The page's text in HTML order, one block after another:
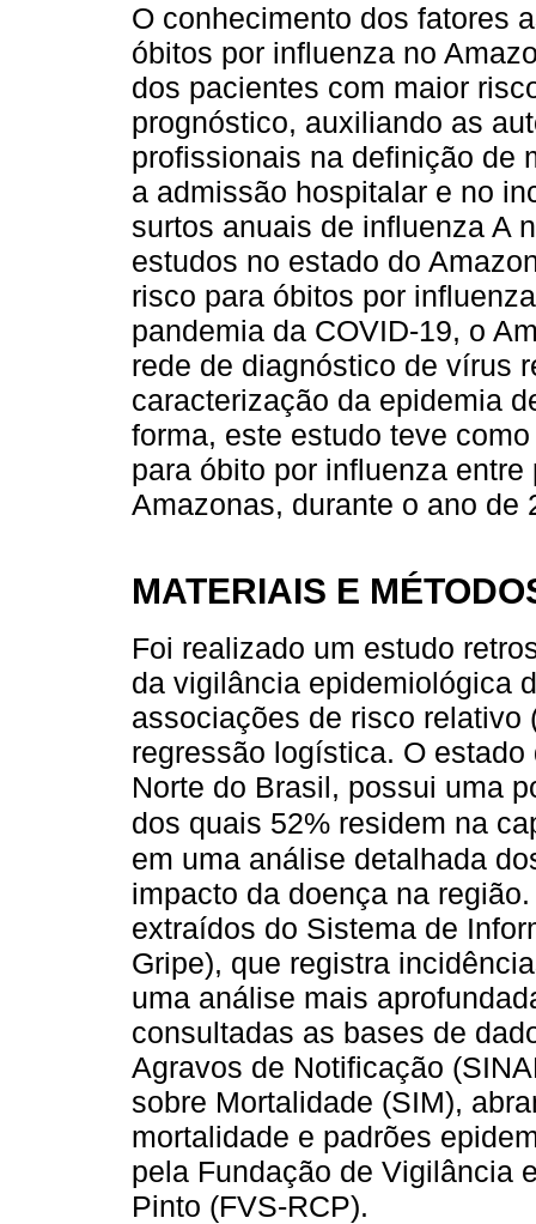
O conhecimento dos fatores
óbitos por influenza no
dos pacientes com maior
prognóstico, auxiliando as
profissionais na definição de
a admissão hospitalar e no
surtos anuais de influenza A
estudos no estado do
risco para óbitos por
pandemia da COVID-19, o
rede de diagnóstico de vírus
caracterização da epidemia
forma, este estudo teve
para óbito por influenza
Amazonas, durante o ano de
MATERIAIS E
Foi realizado um estudo
da vigilância epidemiológica
associações de risco relativo
regressão logística. O
Norte do Brasil, possui uma
dos quais 52% residem na
em uma análise detalhada
impacto da doença na
extraídos do Sistema de
Gripe), que registra
uma análise mais
consultadas as bases de
Agravos de Notificação
sobre Mortalidade (SIM),
mortalidade e padrões
pela Fundação de Vigilância
Pinto (FVS-RCP).